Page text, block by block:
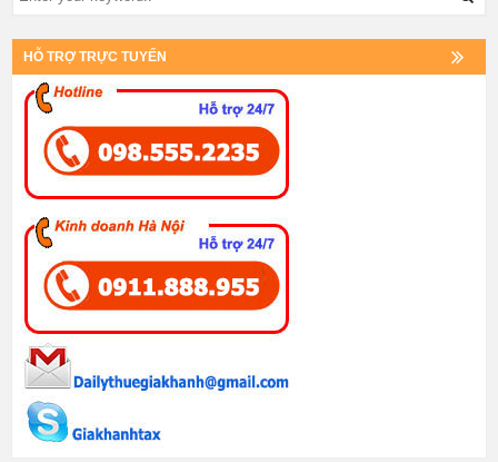
HỖ TRỢ TRỰC TUYẾN